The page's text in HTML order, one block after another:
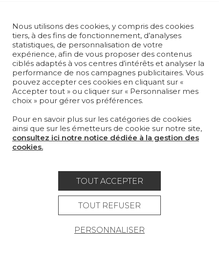
PAPIERS PEINTS
TAPIS ET MOQUETTES
MOBILIER
PROJETS
SUR-MESURE
MAGAZINE
LA MAISON
Nous utilisons des cookies, y compris des cookies
tiers, à des fins de fonctionnement, d’analyses
statistiques, de personnalisation de votre
expérience, afin de vous proposer des contenus
ciblés adaptés à vos centres d’intérêts et analyser la
performance de nos campagnes publicitaires. Vous
pouvez accepter ces cookies en cliquant sur «
Accepter tout » ou cliquer sur « Personnaliser mes
choix » pour gérer vos préférences.
Pour en savoir plus sur les catégories de cookies
ainsi que sur les émetteurs de cookie sur notre site,
consultez ici notre notice dédiée à la gestion des
cookies.
TOUT ACCEPTER
TOUT REFUSER
PERSONNALISER